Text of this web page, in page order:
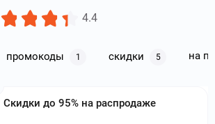
4.4
промокоды 1 скидки 5 на
Скидки до 95% на распродаже